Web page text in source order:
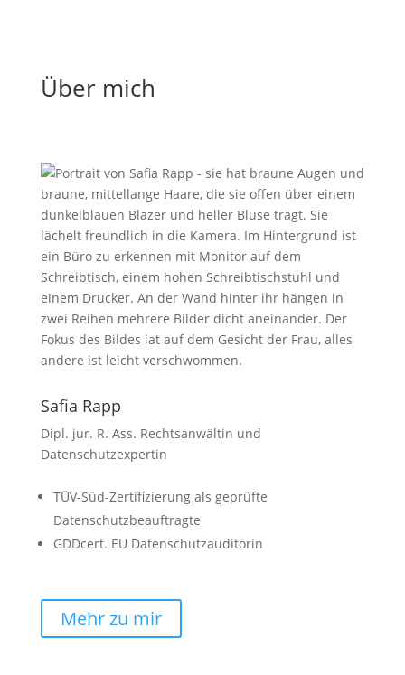
Über mich
Safia Rapp
Dipl. jur. R. Ass. Rechtsanwältin und
Datenschutzexpertin
TÜV-Süd-Zertifizierung als geprüfte
Datenschutzbeauftragte
GDDcert. EU Datenschutzauditorin
Mehr zu mir